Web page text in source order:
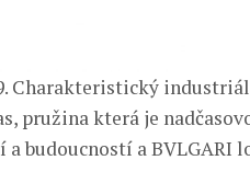
Charakteristický
pružina která je
budoucností a BVLGARI